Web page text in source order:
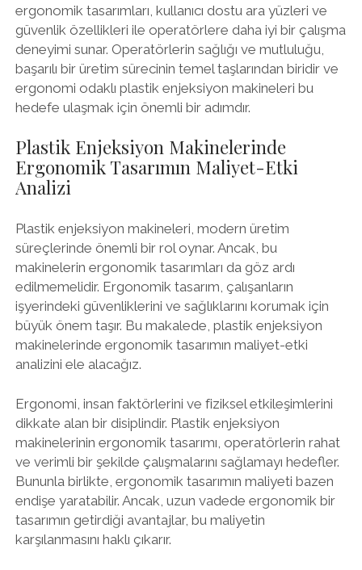
ergonomik tasarımları, kullanıcı dostu ara yüzleri ve
güvenlik özellikleri ile operatörlere daha iyi bir çalışma
deneyimi sunar. Operatörlerin sağlığı ve mutluluğu,
başarılı bir üretim sürecinin temel taşlarından biridir ve
ergonomi odaklı plastik enjeksiyon makineleri bu
hedefe ulaşmak için önemli bir adımdır.
Plastik Enjeksiyon Makinelerinde
Ergonomik Tasarımın Maliyet-Etki
Analizi
Plastik enjeksiyon makineleri, modern üretim
süreçlerinde önemli bir rol oynar. Ancak, bu
makinelerin ergonomik tasarımları da göz ardı
edilmemelidir. Ergonomik tasarım, çalışanların
işyerindeki güvenliklerini ve sağlıklarını korumak için
büyük önem taşır. Bu makalede, plastik enjeksiyon
makinelerinde ergonomik tasarımın maliyet-etki
analizini ele alacağız.
Ergonomi, insan faktörlerini ve fiziksel etkileşimlerini
dikkate alan bir disiplindir. Plastik enjeksiyon
makinelerinin ergonomik tasarımı, operatörlerin rahat
ve verimli bir şekilde çalışmalarını sağlamayı hedefler.
Bununla birlikte, ergonomik tasarımın maliyeti bazen
endişe yaratabilir. Ancak, uzun vadede ergonomik bir
tasarımın getirdiği avantajlar, bu maliyetin
karşılanmasını haklı çıkarır.